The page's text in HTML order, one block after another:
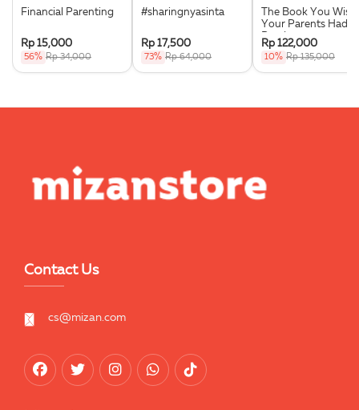
Financial Parenting
Rp 15,000
56% Rp 34,000
#sharingnyasinta
Rp 17,500
73% Rp 64,000
The Book You Wish
Your Parents Had
Read
Rp 122,000
10% Rp 135,000
Contact Us
cs@mizan.com